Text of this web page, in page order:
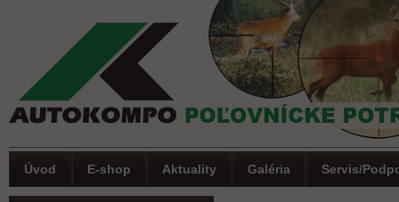
Úvod E-shop Aktuality Galéria Servis/